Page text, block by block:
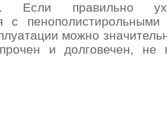
. Если правильно
с
можно
и долговечен, не